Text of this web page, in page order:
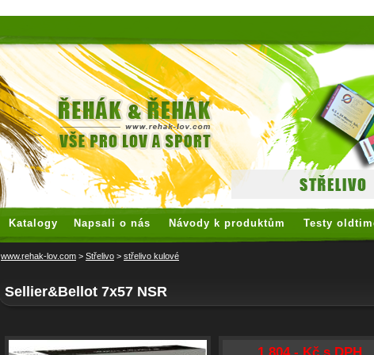
Katalogy Napsali o nás Návody k produktům Testy
www.rehak-lov.com > Střelivo > střelivo kulové
Sellier&Bellot 7x57 NSR